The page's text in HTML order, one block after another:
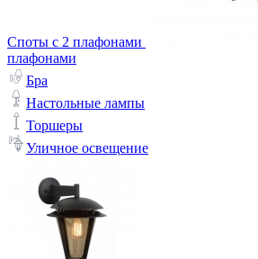
Споты с 2 плафонами
плафонами
Бра
Настольные лампы
Торшеры
Уличное освещение